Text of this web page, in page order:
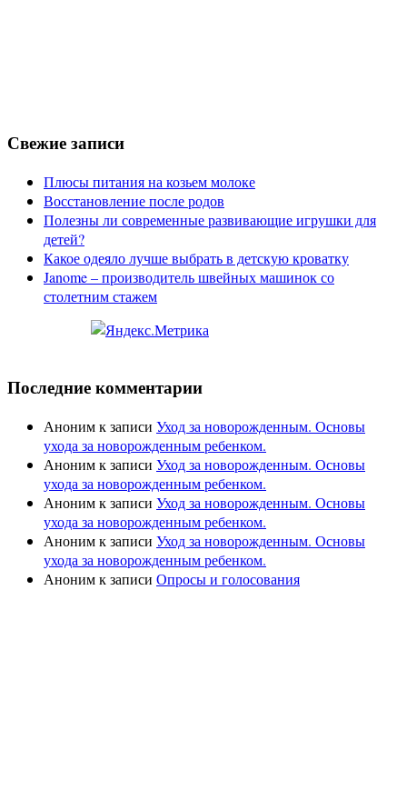
Свежие записи
Плюсы питания на козьем молоке
Восстановление после родов
Полезны ли современные развивающие игрушки для
детей?
Какое одеяло лучше выбрать в детскую кроватку
Janome – производитель швейных машинок со
столетним стажем
Последние комментарии
Анонимк записи Уход за новорожденным. Основы
ухода за новорожденным ребенком.
Анонимк записи Уход за новорожденным. Основы
ухода за новорожденным ребенком.
Анонимк записи Уход за новорожденным. Основы
ухода за новорожденным ребенком.
Анонимк записи Уход за новорожденным. Основы
ухода за новорожденным ребенком.
Анонимк записи Опросы и голосования